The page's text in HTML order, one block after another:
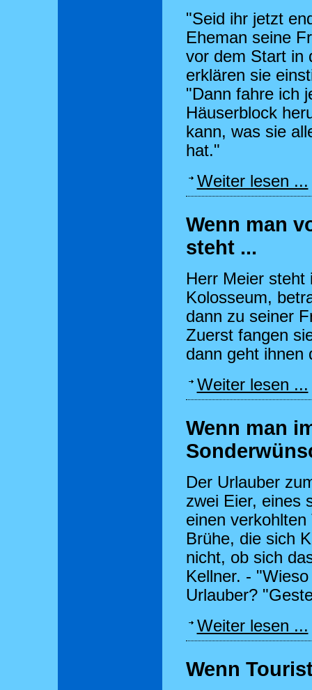
"Seid ihr jetzt
Eheman seine
vor dem Start in
erklären sie
"Dann fahre ich
Häuserblock
kann, was sie
hat."
Weiter lesen ...
Wenn man
steht ...
Herr Meier steht
Kolosseum,
dann zu seiner
Zuerst fangen
dann geht ihnen
Weiter lesen ...
Wenn man
Der Urlauber
zwei Eier, eines
einen
Brühe, die sich
nicht, ob sich
Kellner. -
Urlauber?
Weiter lesen ...
Wenn